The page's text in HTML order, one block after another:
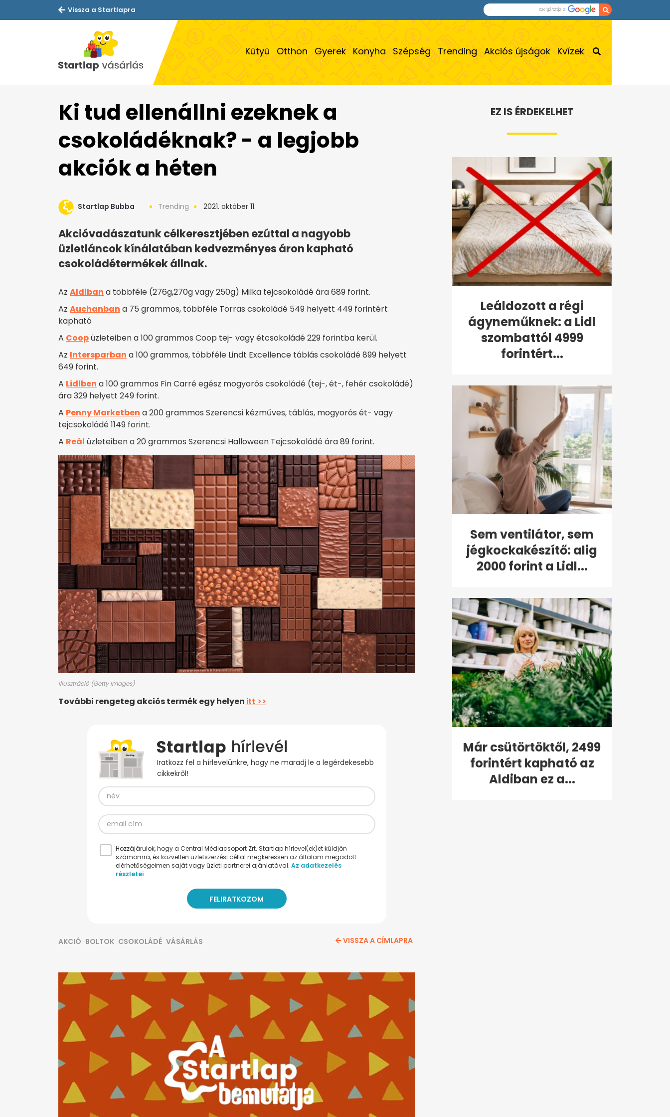
Vissza a Startlapra
Kütyü Otthon Gyerek Konyha Szépség Trending Akciós újságok Kvízek
Ki tud ellenállni ezeknek a
csokoládéknak? - a legjobb
akciók a héten
Startlap Bubba Trending 2021. október 11.
Akcióvadászatunk célkeresztjében ezúttal a nagyobb
üzletláncok kínálatában kedvezményes áron kapható
csokoládétermékek állnak.
Az Aldiban a többféle (276g,270g vagy 250g) Milka tejcsokoládé ára 689 forint.
Az Auchanban a 75 grammos, többféle Torras csokoládé 549 helyett 449 forintért
kapható
A Coopüzleteiben a 100 grammos Coop tej- vagy étcsokoládé 229 forintba kerül.
Az Intersparban a 100 grammos, többféle Lindt Excellence táblás csokoládé 899 helyett
649 forint.
A Lidlben a 100 grammos Fin Carré egész mogyorós csokoládé (tej-, ét-, fehér csokoládé)
ára 329 helyett 249 forint.
A Penny Marketben a 200 grammos Szerencsi kézműves, táblás, mogyorós ét- vagy
tejcsokoládé 1149 forint.
A Reál üzleteiben a 20 grammos Szerencsi Halloween Tejcsokoládé ára 89 forint.
Illusztráció (Getty Images)
További rengeteg akciós termék egy helyen itt >>
Iratkozz fel a hírlevelünkre, hogy ne maradj le a legérdekesebb
cikkekről!
Hozzájárulok, hogy a Central Médiacsoport Zrt. Startlap hírlevel(ek)et küldjön
számomra, és közvetlen üzletszerzési céllal megkeressen az általam megadott
elérhetőségeimen saját vagy üzleti partnerei ajánlatával. Az adatkezelés
részletei
AKCIÓ BOLTOK CSOKOLÁDÉ VÁSÁRLÁS VISSZA A CÍMLAPRA
EZ IS ÉRDEKELHET
Leáldozott a régi
ágyneműknek: a Lidl
szombattól 4999
forintért...
Sem ventilátor, sem
jégkockakészítő: alig
2000 forint a Lidl...
Már csütörtöktől, 2499
forintért kapható az
Aldiban ez a...